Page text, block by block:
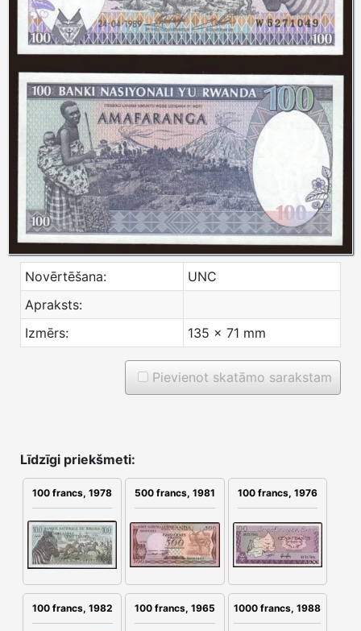
Novērtēšana:
UNC
Apraksts:
Izmērs:
135 x 71 mm
Pievienot skatāmo sarakstam
Līdzīgi priekšmeti:
100 francs, 1978 500 francs, 1981 100 francs, 1976
100 francs, 1982 100 francs, 1965 1000 francs, 1988